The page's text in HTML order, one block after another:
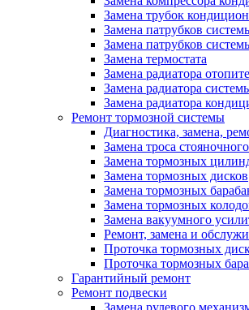
Замена трубок
Замена патрубков
Замена патрубков
Замена термостата
Замена радиатора
Замена радиатора
Замена радиатора
Ремонт тормозной системы
Диагностика, замена,
Замена троса
Замена тормозных
Замена тормозных дисков
Замена тормозных
Замена тормозных
Замена вакуумного
Ремонт, замена и
Проточка тормозных
Проточка тормозных
Гарантийный ремонт
Ремонт подвески
Замена рулевого